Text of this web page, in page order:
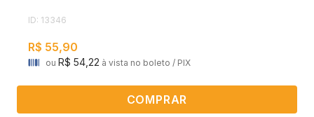
ID: 13346
R$ 55,90
ou R$ 54,22 à vista no boleto / PIX
COMPRAR